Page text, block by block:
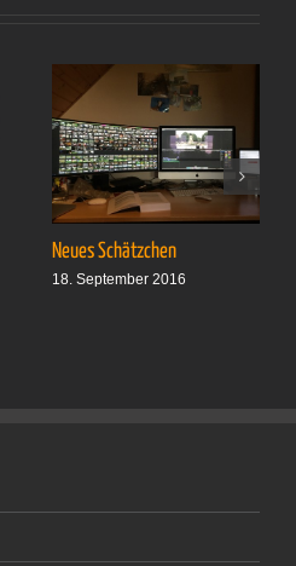
Neues Schätzchen
18. September 2016